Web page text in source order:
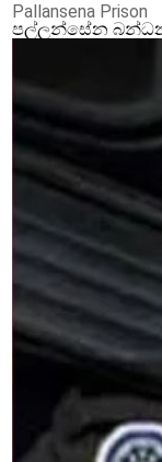
Pallansena Prison
පල්ලන්සේන